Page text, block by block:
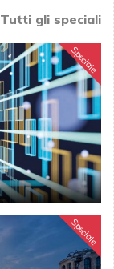
Tutti gli speciali
Speciale
Speciale